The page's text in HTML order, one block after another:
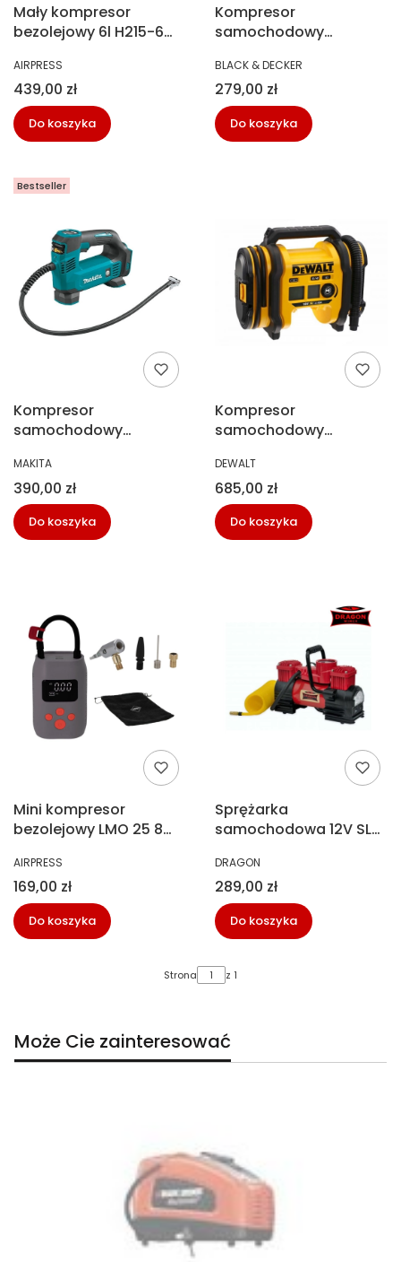
Mały kompresor
bezolejowy 6l H215-6
PRODUCENT
AIRPRESS
Cena
439,00 zł
Do koszyka
Kompresor
samochodowy
ASI300
PRODUCENT
BLACK & DECKER
Cena
279,00 zł
Do koszyka
Bestseller
Kompresor
samochodowy
Makita DMP180Z
PRODUCENT
MAKITA
Cena
390,00 zł
Do koszyka
Kompresor
samochodowy
Dewalt DCC018N
PRODUCENT
DEWALT
Cena
685,00 zł
Do koszyka
Mini kompresor
bezolejowy LMO 25 8
Phone
PRODUCENT
AIRPRESS
Cena
169,00 zł
Do koszyka
Sprężarka
samochodowa 12V SL
LED
PRODUCENT
DRAGON
Cena
289,00 zł
Do koszyka
Strona z 1
Może Cie zainteresować